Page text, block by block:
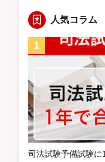
人気コラム
司法試験予備試験